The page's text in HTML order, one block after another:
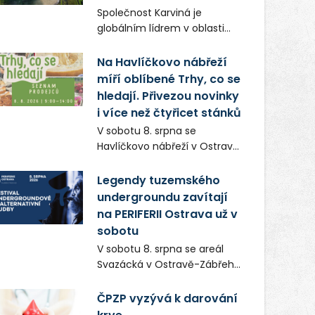
moravskoslezskou metropoli
nevybrali náhodou – její
přirozenou součástí příběhu
bývalého boxerského
šampiona Hoffa (Milan
Ondrík), jenž se po letech
vrací do světa vrcholových
zápasů, tentokrát v MMA.
Společnost Karviná je
globálním lídrem v oblasti
systémů, stabilním
zaměstnavatelem na
Karvinsku a firmou s
obrovským potenciálem.
Na Havlíčkovo nábřeží
míří oblíbené Trhy, co se
hledají. Přivezou novinky
i více než čtyřicet stánků
V sobotu 8. srpna se
Havlíčkovo nábřeží v Ostravě
vůní, chutí a poctivých
lokálních výrobků. Trhy, co se
hledají tentokrát nabídnou
více než čtyřicet pečlivě
vybraných stánků s kvalitní
gastronomií, farmářskými
produkty, designem i
Návštěvníci se mohou těšit
Legendy tuzemského
undergroundu zavítají
na PERIFERII Ostrava už v
sobotu
V sobotu 8. srpna se areál
Svazácká v Ostravě-Zábřehu
undergroundové a
alternativní hudby. Uskuteční
ČPZP vyzývá k darování